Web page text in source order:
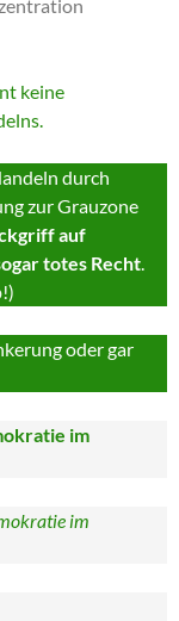
keine
durch
zur Grauzone
auf
totes Recht.
oder gar
im
im